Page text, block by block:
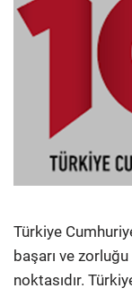
Türkiye
başarı ve
noktasıdır.